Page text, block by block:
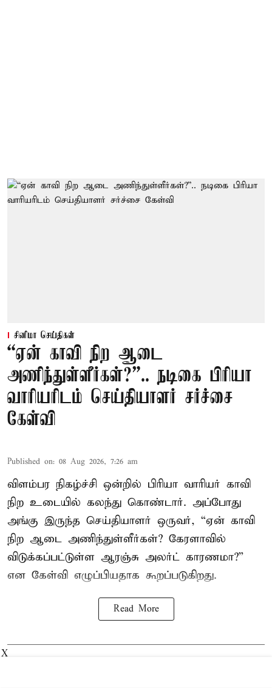
சினிமா செய்திகள்
“ஏன் காவி நிற ஆடை
அணிந்துள்ளீர்கள்?”.. நடிகை பிரியா
வாரியரிடம் செய்தியாளர் சர்ச்சை
கேள்வி
Published on: 08 Aug 2026, 7:26 am
விளம்பர நிகழ்ச்சி ஒன்றில் பிரியா வாரியர் காவி
நிற உடையில் கலந்து கொண்டார். அப்போது
அங்கு இருந்த செய்தியாளர் ஒருவர், “ஏன் காவி
நிற ஆடை அணிந்துள்ளீர்கள்? கேரளாவில்
விடுக்கப்பட்டுள்ள ஆரஞ்சு அலர்ட் காரணமா?”
என கேள்வி எழுப்பியதாக கூறப்படுகிறது.
Read More
X